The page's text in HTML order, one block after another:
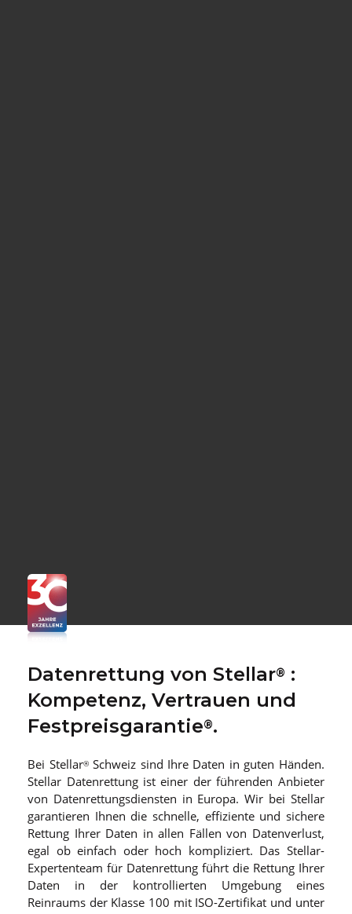
Datenrettung von Stellar® :
Kompetenz, Vertrauen und
Festpreisgarantie®.
Bei Stellar®Schweiz sind Ihre Daten in guten Händen.
Stellar Datenrettung ist einer der führenden Anbieter
von Datenrettungsdiensten in Europa. Wir bei Stellar
garantieren Ihnen die schnelle, effiziente und sichere
Rettung Ihrer Daten in allen Fällen von Datenverlust,
egal ob einfach oder hoch kompliziert. Das Stellar-
Expertenteam für Datenrettung führt die Rettung Ihrer
Daten in der kontrollierten Umgebung eines
Reinraums der Klasse 100 mit ISO-Zertifikat und unter